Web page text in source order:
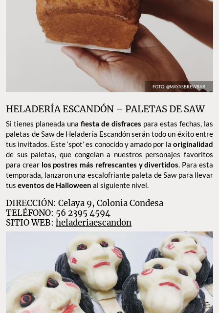
FOTO: @MAYASBREWBAR
HELADERÍA ESCANDÓN – PALETAS DE SAW
Si tienes planeada una fiesta de disfraces para estas fechas, las
paletas de Saw de Heladería Escandón serán todo un éxito entre
tus invitados. Este ‘spot’ es conocido y amado por la originalidad
de sus paletas, que congelan a nuestros personajes favoritos
para crear los postres más refrescantes y divertidos. Para esta
temporada, lanzaron una escalofriante paleta de Saw para llevar
tus eventos de Halloween al siguiente nivel.
DIRECCIÓN: Celaya 9, Colonia Condesa
TELÉFONO: 56 2395 4594
SITIO WEB: heladeriaescandon